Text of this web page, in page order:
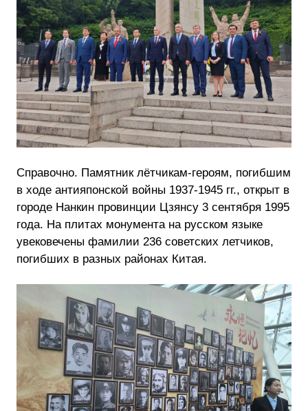
Справочно. Памятник лётчикам-героям, погибшим
в ходе антияпонской войны 1937-1945 гг., открыт в
городе Нанкин провинции Цзянсу 3 сентября 1995
года. На плитах монумента на русском языке
увековечены фамилии 236 советских летчиков,
погибших в разных районах Китая.